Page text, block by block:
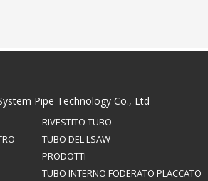
Pipe Technology Co., Ltd
RIVESTITO TUBO
TUBO DEL LSAW
PRODOTTI
TUBO INTERNO FODERATO PLACCATO